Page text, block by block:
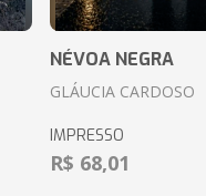
NÉVOA NEGRA
GLÁUCIA CARDOSO
IMPRESSO
R$ 68,01